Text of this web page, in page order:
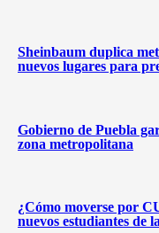
Sheinbaum duplica
nuevos lugares para
Gobierno de Puebla
zona metropolitana
¿Cómo moverse por
nuevos estudiantes de